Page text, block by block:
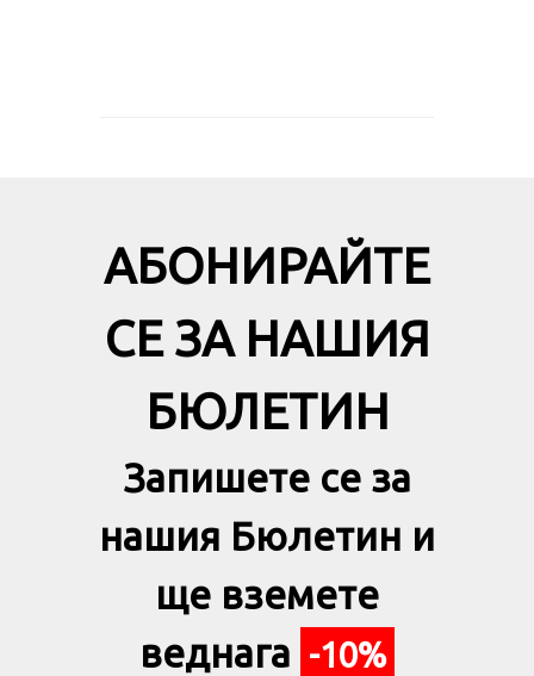
АБОНИРАЙТЕ
СЕ ЗА НАШИЯ
БЮЛЕТИН
Запишете се за
нашия Бюлетин и
ще вземете
веднага -10%